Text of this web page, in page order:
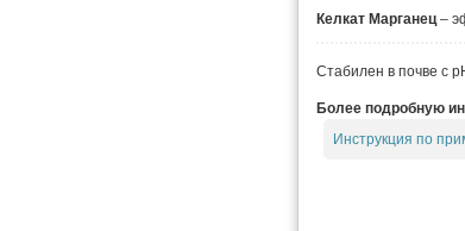
Келкат Марганец–
Стабилен в почве с
Более подробную
Инструкция по